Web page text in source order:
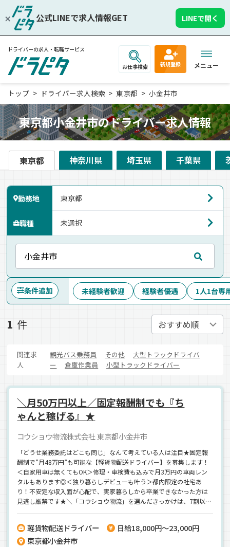
公式LINEで求人情報GET LINEで開く
ドライバーの求人・転職サービス
お仕事検索 新規登録 メニュー
トップ ドライバー求人検索 東京都 小金井市
東京都小金井市のドライバー求人情報
東京都 神奈川県 埼玉県 千葉県
勤務地
職種
条件追加 未経験者歓迎 経験者優遇 1人1台専
1 件
関連求
人
観光バス乗務員 その他
大型トラックドライバ
ー
倉庫作業員 小型トラックドライバー
＼月50万円以上／固定報酬制でも『ち
ゃんと稼げる』★
コウショウ物流株式会社 東京都小金井市
「どうせ業務委託はどこも同じ」なんて考えている人は注目★固定報
酬制で”月48万円”も可能な【軽貨物配送ドライバー】を募集します！
＜自家用車は無くてもOK＞修理・車検費も込みで月3万円の車両レン
タルもあります◎＜独り暮らしデビューも叶う＞都内限定の社宅あ
り！不安定な収入面が心配で、実家暮らしから卒業できなかった方は
見逃し厳禁です★＼「コウショウ物流」を選んだきっかけは、7割以上
こそ、多くの先輩たちがリアルな情報を知ってこの会社に決めていま
す！InstagramやTikTokで会社の雰囲気などを配信しているので、是非
軽貨物配送ドライバー
日給18,000円～23,000円
東京都小金井市